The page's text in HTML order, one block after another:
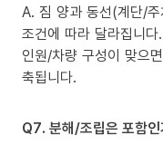
A. 짐 양과 동선(계단/
조건에 따라 달라집니다.
인원/차량 구성이 맞으
축됩니다.
Q7. 분해/조립은 포함